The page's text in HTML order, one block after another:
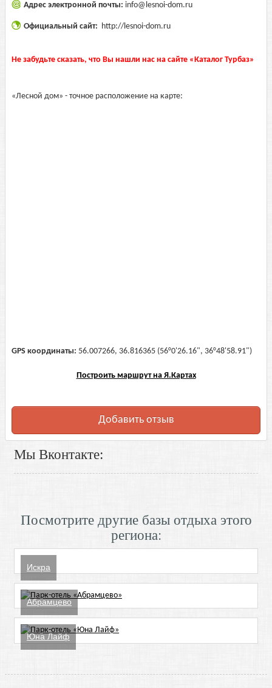
Адрес электронной почты: info@lesnoi-dom.ru
Официальный сайт: http://lesnoi-dom.ru
Не забудьте сказать, что Вы нашли нас на сайте «Каталог Турбаз»
«Лесной дом» - точное расположение на карте:
GPS координаты: 56.007266, 36.816365 (56°0'26.16", 36°48'58.91")
Построить маршрут на Я.Картах
Добавить отзыв
Мы Вконтакте:
Посмотрите другие базы отдыха этого
региона:
Искра
Абрамцево
Юна Лайф